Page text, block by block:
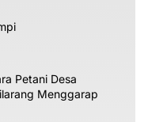
Petani Desa
Menggarap